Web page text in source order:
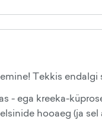
Tekkis endalgi
- ega kreeka-
hooaeg (ja